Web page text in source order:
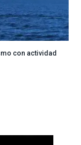
con actividad